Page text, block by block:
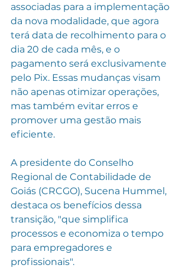
associadas para a implementação
da nova modalidade, que agora
terá data de recolhimento para o
dia 20 de cada mês, e o
pagamento será exclusivamente
pelo Pix. Essas mudanças visam
não apenas otimizar operações,
mas também evitar erros e
promover uma gestão mais
eficiente.
A presidente do Conselho
Regional de Contabilidade de
Goiás (CRCGO), Sucena Hummel,
destaca os benefícios dessa
transição, "que simplifica
processos e economiza o tempo
para empregadores e
profissionais".